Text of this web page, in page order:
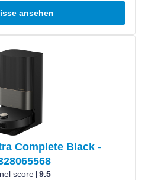
ansehen
Complete Black -
score 9.5